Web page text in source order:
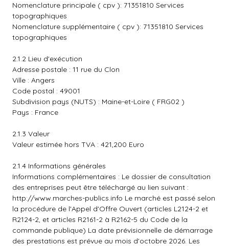
Nomenclature principale ( cpv ): 71351810 Services
topographiques
Nomenclature supplémentaire ( cpv ): 71351810 Services
topographiques
2.1.2 Lieu d'exécution
Adresse postale : 11 rue du Clon
Ville : Angers
Code postal : 49001
Subdivision pays (NUTS) : Maine-et-Loire ( FRG02 )
Pays : France
2.1.3 Valeur
Valeur estimée hors TVA : 421,200 Euro
2.1.4 Informations générales
Informations complémentaires : Le dossier de consultation
des entreprises peut être téléchargé au lien suivant :
http://www.marches-publics.info Le marché est passé selon
la procédure de l'Appel d'Offre Ouvert (articles L2124-2 et
R2124-2, et articles R2161-2 à R2162-5 du Code de la
commande publique) La date prévisionnelle de démarrage
des prestations est prévue au mois d'octobre 2026. Les